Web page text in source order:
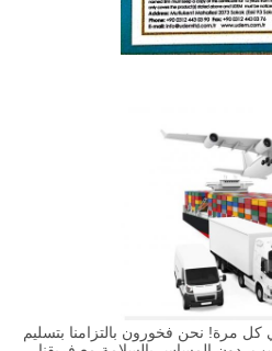
مرة! نحن فخورون بالتزامنا بتسليم